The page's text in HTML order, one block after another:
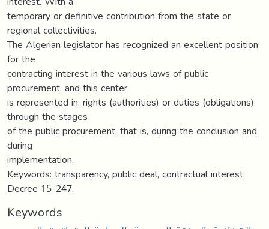
temporary or definitive contribution from the state or
regional collectivities.
The Algerian legislator has recognized an excellent position
for the
contracting interest in the various laws of public
procurement, and this center
is represented in: rights (authorities) or duties (obligations)
through the stages
of the public procurement, that is, during the conclusion and
during
implementation.
Keywords: transparency, public deal, contractual interest,
Decree 15-247.
Keywords